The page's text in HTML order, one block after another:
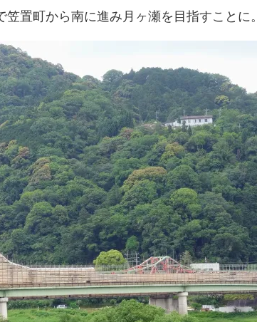
置町から南に進み月ヶ瀬を目指すことに。